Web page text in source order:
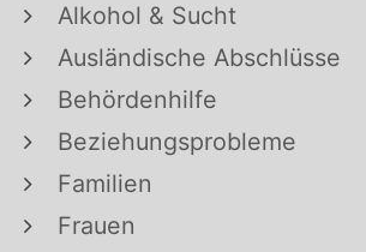
Alkohol & Sucht
Ausländische Abschlüsse
Behördenhilfe
Beziehungsprobleme
Familien
Frauen